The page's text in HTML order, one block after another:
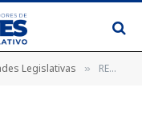
Legislativas » REQUERIMENTO Nº 191/2019, DE 31 DE MAIO DE 2019